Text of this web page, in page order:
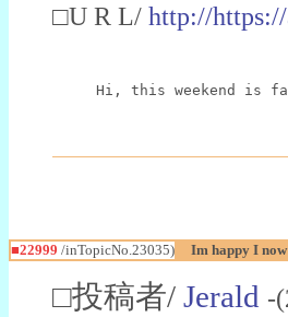
□U R L/ http://
Hi, this weekend is
■22999 /inTopicNo.23035) Im happy I
□投稿者/ Jerald -